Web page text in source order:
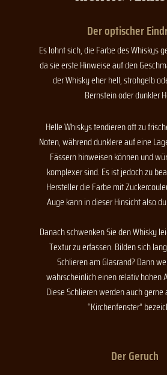
Der optischer
Es lohnt sich, die Farbe des Whiskys
da sie erste Hinweise auf den
der Whisky eher hell, strohgelb
Bernstein oder dunkler
Helle Whiskys tendieren oft zu
Noten, während dunklere auf eine
Fässern hinweisen können und
komplexer sind. Es ist jedoch zu
Hersteller die Farbe mit
Auge kann in dieser Hinsicht also
Danach schwenken Sie den Whisky
Textur zu erfassen. Bilden sich
Schlieren am Glasrand? Dann
wahrscheinlich einen relativ hohen
Diese Schlieren werden auch gerne
“Kirchenfenster”
Der Geruch